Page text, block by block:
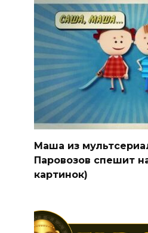
Маша из
Паровозов спешит
картинок)